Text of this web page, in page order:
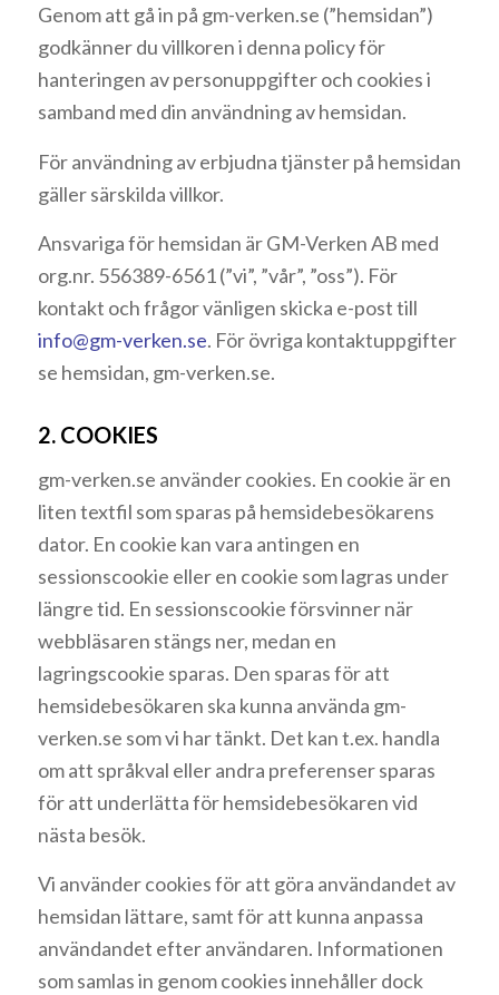
Genom att gå in på gm-verken.se (”hemsidan”)
godkänner du villkoren i denna policy för
hanteringen av personuppgifter och cookies i
samband med din användning av hemsidan.
För användning av erbjudna tjänster på hemsidan
gäller särskilda villkor.
Ansvariga för hemsidan är GM-Verken AB med
org.nr. 556389-6561 (”vi”, ”vår”, ”oss”). För
kontakt och frågor vänligen skicka e-post till
info@gm-verken.se. För övriga kontaktuppgifter
se hemsidan, gm-verken.se.
2. COOKIES
gm-verken.se använder cookies. En cookie är en
liten textfil som sparas på hemsidebesökarens
dator. En cookie kan vara antingen en
sessionscookie eller en cookie som lagras under
längre tid. En sessionscookie försvinner när
webbläsaren stängs ner, medan en
lagringscookie sparas. Den sparas för att
hemsidebesökaren ska kunna använda gm-
verken.se som vi har tänkt. Det kan t.ex. handla
om att språkval eller andra preferenser sparas
för att underlätta för hemsidebesökaren vid
nästa besök.
Vi använder cookies för att göra användandet av
hemsidan lättare, samt för att kunna anpassa
användandet efter användaren. Informationen
som samlas in genom cookies innehåller dock